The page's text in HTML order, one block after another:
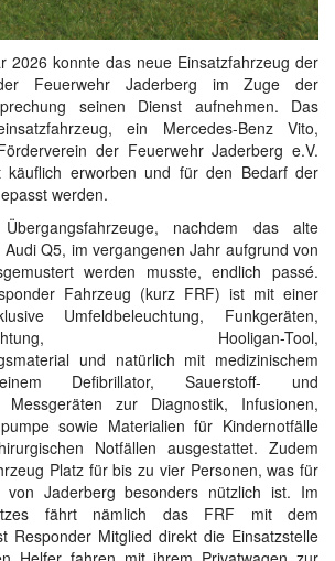
2026 konnte das neue Einsatzfahrzeug der
Feuerwehr Jaderberg im Zuge der
seinen Dienst aufnehmen. Das
ein Mercedes-Benz Vito,
der Feuerwehr Jaderberg e.V.
käuflich erworben und für den Bedarf der
werden.
nachdem das alte
Q5, im vergangenen Jahr aufgrund von
werden musste, endlich passé.
Fahrzeug (kurz FRF) ist mit einer
Umfeldbeleuchtung, Funkgeräten,
Hooligan-Tool,
und natürlich mit medizinischem
Defibrillator, Sauerstoff- und
Messgeräten zur Diagnostik, Infusionen,
sowie Materialien für Kindernotfälle
Notfällen ausgestattet. Zudem
Platz für bis zu vier Personen, was für
von Jaderberg besonders nützlich ist. Im
fährt nämlich das FRF mit dem
Responder Mitglied direkt die Einsatzstelle